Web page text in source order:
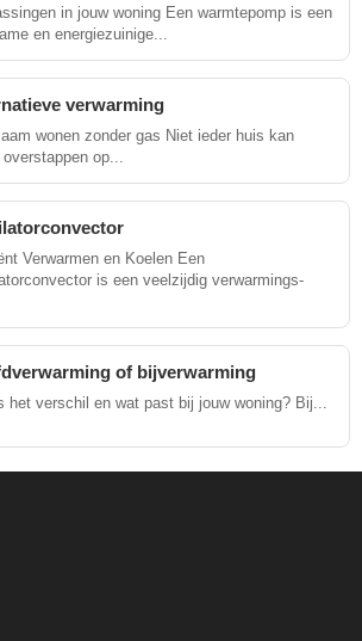
in jouw woning Een warmtepomp is een
en energiezuinige...
verwarming
wonen zonder gas Niet ieder huis kan
op...
Verwarmen en Koelen Een
is een veelzijdig verwarmings-
of bijverwarming
het verschil en wat past bij jouw woning? Bij...